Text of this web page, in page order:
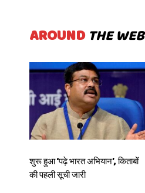
AROUND THE WEB
शुरू हुआ ‘पढ़े भारत अभियान’, किताबों
की पहली सूची जारी